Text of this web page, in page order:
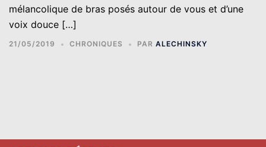
mélancolique de bras posés autour de vous et d’une
voix douce […]
21/05/2019 CHRONIQUES PAR ALECHINSKY